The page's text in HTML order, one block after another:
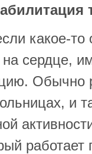
какое-то
сердце,
Обычно
и